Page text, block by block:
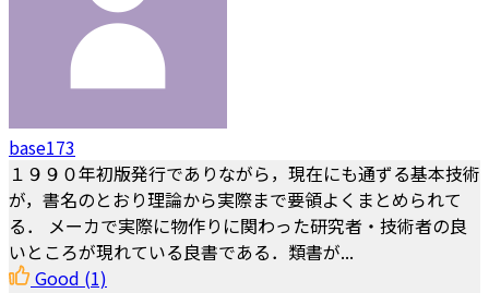
base173
１９９０年初版発行でありながら，現在にも通ずる基本技術
が，書名のとおり理論から実際まで要領よくまとめられて
る． メーカで実際に物作りに関わった研究者・技術者の良
いところが現れている良書である．類書が...
Good (1)